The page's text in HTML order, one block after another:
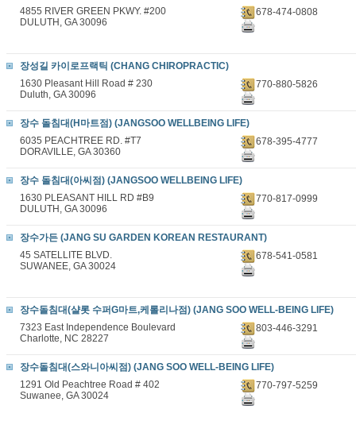
4855 RIVER GREEN PKWY. #200
DULUTH, GA 30096
678-474-0808
장성길 카이로프랙틱 (CHANG CHIROPRACTIC)
1630 Pleasant Hill Road # 230
Duluth, GA 30096
770-880-5826
장수 돌침대(H마트점) (JANGSOO WELLBEING LIFE)
6035 PEACHTREE RD. #T7
DORAVILLE, GA 30360
678-395-4777
장수 돌침대(아씨점) (JANGSOO WELLBEING LIFE)
1630 PLEASANT HILL RD #B9
DULUTH, GA 30096
770-817-0999
장수가든 (JANG SU GARDEN KOREAN RESTAURANT)
45 SATELLITE BLVD.
SUWANEE, GA 30024
678-541-0581
장수돌침대(샬롯 수퍼G마트,케롤리나점) (JANG SOO WELL-BEING LIFE)
7323 East Independence Boulevard
Charlotte, NC 28227
803-446-3291
장수돌침대(스와니아씨점) (JANG SOO WELL-BEING LIFE)
1291 Old Peachtree Road # 402
Suwanee, GA 30024
770-797-5259